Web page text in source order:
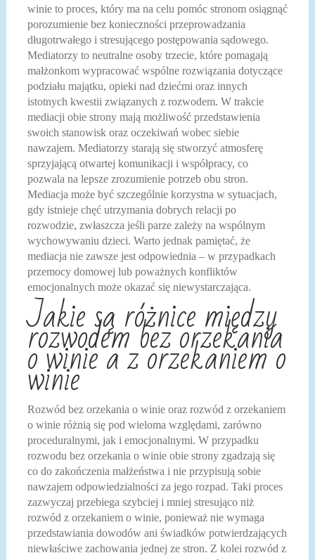
winie to proces, który ma na celu pomóc stronom osiągnąć
porozumienie bez konieczności przeprowadzania
długotrwałego i stresującego postępowania sądowego.
Mediatorzy to neutralne osoby trzecie, które pomagają
małżonkom wypracować wspólne rozwiązania dotyczące
podziału majątku, opieki nad dziećmi oraz innych
istotnych kwestii związanych z rozwodem. W trakcie
mediacji obie strony mają możliwość przedstawienia
swoich stanowisk oraz oczekiwań wobec siebie
nawzajem. Mediatorzy starają się stworzyć atmosferę
sprzyjającą otwartej komunikacji i współpracy, co
pozwala na lepsze zrozumienie potrzeb obu stron.
Mediacja może być szczególnie korzystna w sytuacjach,
gdy istnieje chęć utrzymania dobrych relacji po
rozwodzie, zwłaszcza jeśli parze zależy na wspólnym
wychowywaniu dzieci. Warto jednak pamiętać, że
mediacja nie zawsze jest odpowiednia – w przypadkach
przemocy domowej lub poważnych konfliktów
emocjonalnych może okazać się niewystarczająca.
Jakie są różnice między
rozwodem bez orzekania
o winie a z orzekaniem o
winie
Rozwód bez orzekania o winie oraz rozwód z orzekaniem
o winie różnią się pod wieloma względami, zarówno
proceduralnymi, jak i emocjonalnymi. W przypadku
rozwodu bez orzekania o winie obie strony zgadzają się
co do zakończenia małżeństwa i nie przypisują sobie
nawzajem odpowiedzialności za jego rozpad. Taki proces
zazwyczaj przebiega szybciej i mniej stresująco niż
rozwód z orzekaniem o winie, ponieważ nie wymaga
przedstawiania dowodów ani świadków potwierdzających
niewłaściwe zachowania jednej ze stron. Z kolei rozwód z